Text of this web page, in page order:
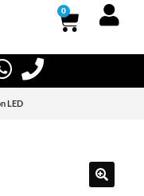
0
LED